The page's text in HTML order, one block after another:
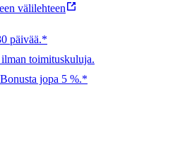
välilehteen
päivää.*
toimituskuluja.
jopa 5 %.*